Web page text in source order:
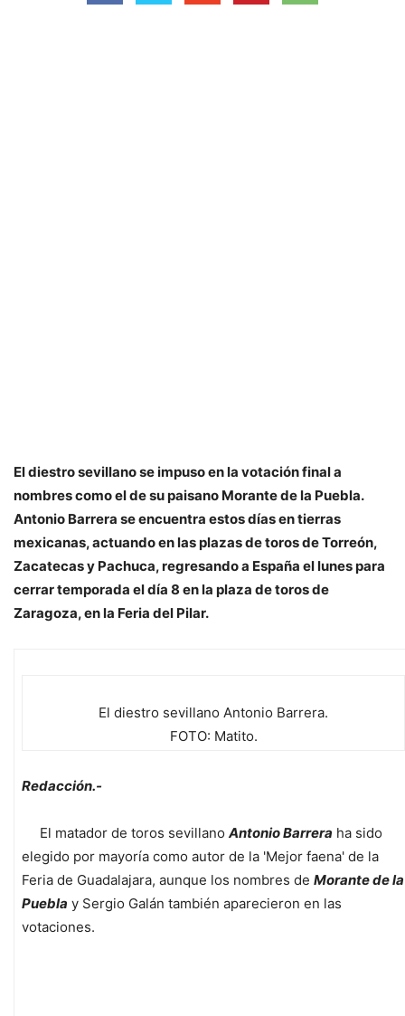
El diestro sevillano se impuso en la votación final a
nombres como el de su paisano Morante de la Puebla.
Antonio Barrera se encuentra estos días en tierras
mexicanas, actuando en las plazas de toros de Torreón,
Zacatecas y Pachuca, regresando a España el lunes para
cerrar temporada el día 8 en la plaza de toros de
Zaragoza, en la Feria del Pilar.
El diestro sevillano Antonio Barrera.
FOTO: Matito.
Redacción.-
El matador de toros sevillano Antonio Barrera ha sido
elegido por mayoría como autor de la 'Mejor faena' de la
Feria de Guadalajara, aunque los nombres de Morante de la
Puebla y Sergio Galán también aparecieron en las
votaciones.